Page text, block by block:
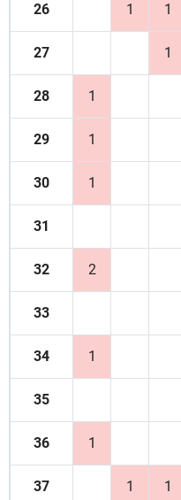
26 1 1
27 1
28 1
29 1
30 1
31
32 2
33
34 1
35
36 1
37 1 1